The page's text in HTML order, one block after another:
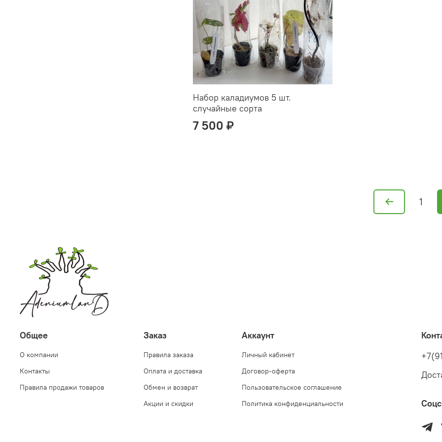
Набор каладиумов 5 шт.
случайные сорта
7 500 ₽
1
Общее
О компании
Контакты
Правила продажи товаров
Заказ
Правила заказа
Оплата и доставка
Обмен и возврат
Акции и скидки
Аккаунт
Личный кабинет
Договор-оферта
Пользовательское соглашение
Политика конфиденциальности